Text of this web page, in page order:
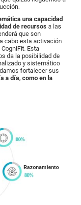
una capacidad
de recursos a las
que son
cabo esta activación
Esta
da la posibilidad de
y sistemático
fortalecer sus
a día, como en la
Razonamiento